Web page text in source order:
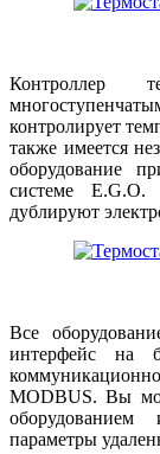
Контроллер
контролирует
также имеется
оборудование
системе E.G.O.
дублируют
Все
интерфейс на
MODBUS. Вы
оборудованием
параметры